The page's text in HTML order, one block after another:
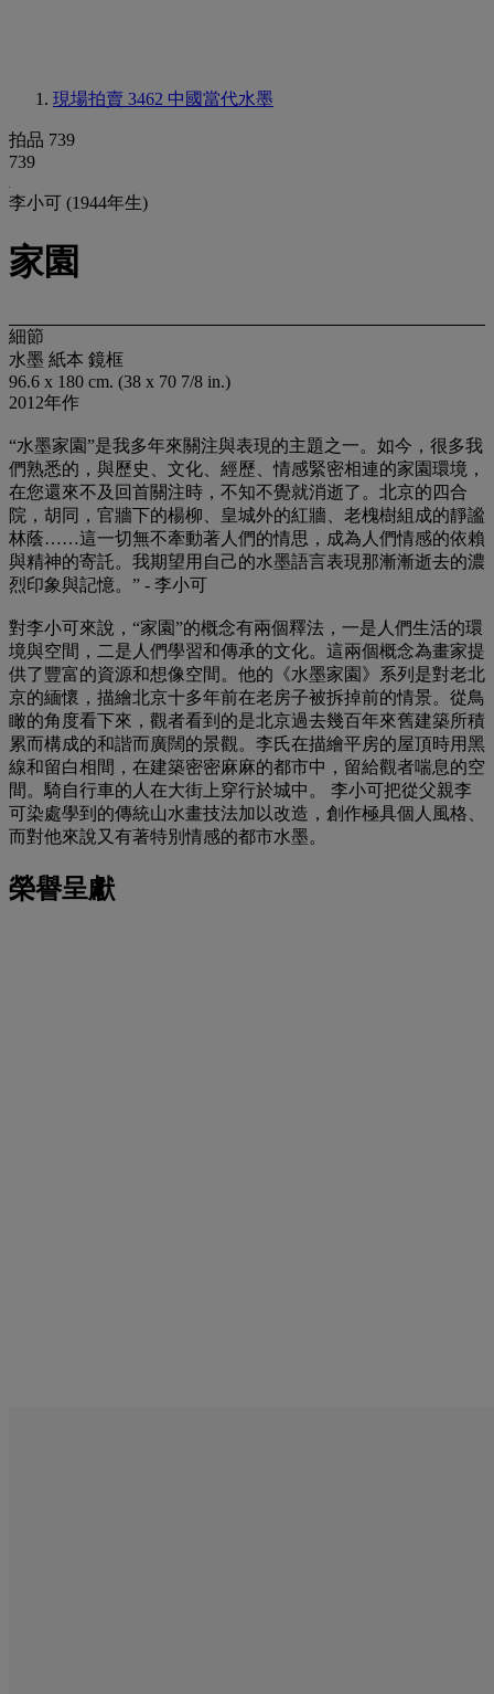
現場拍賣 3462 中國當代水墨
拍品 739
739
李小可 (1944年生)
家園
細節
水墨 紙本 鏡框
96.6 x 180 cm. (38 x 70 7/8 in.)
2012年作
“水墨家園”是我多年來關注與表現的主題之一。如今，很多我
們熟悉的，與歷史、文化、經歷、情感緊密相連的家園環境，
在您還來不及回首關注時，不知不覺就消逝了。北京的四合
院，胡同，官牆下的楊柳、皇城外的紅牆、老槐樹組成的靜謐
林蔭……這一切無不牽動著人們的情思，成為人們情感的依賴
與精神的寄託。我期望用自己的水墨語言表現那漸漸逝去的濃
烈印象與記憶。” - 李小可
對李小可來說，“家園”的概念有兩個釋法，一是人們生活的環
境與空間，二是人們學習和傳承的文化。這兩個概念為畫家提
供了豐富的資源和想像空間。他的《水墨家園》系列是對老北
京的緬懷，描繪北京十多年前在老房子被拆掉前的情景。從鳥
瞰的角度看下來，觀者看到的是北京過去幾百年來舊建築所積
累而構成的和諧而廣闊的景觀。李氏在描繪平房的屋頂時用黑
線和留白相間，在建築密密麻麻的都市中，留給觀者喘息的空
間。騎自行車的人在大街上穿行於城中。 李小可把從父親李
可染處學到的傳統山水畫技法加以改造，創作極具個人風格、
而對他來說又有著特別情感的都市水墨。
榮譽呈獻